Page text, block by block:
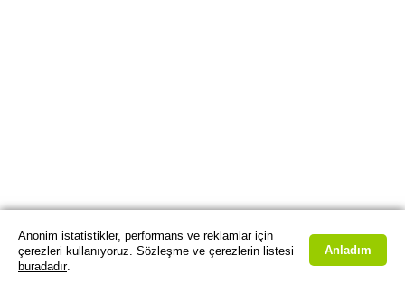
Anonim istatistikler, performans ve reklamlar için
çerezleri kullanıyoruz. Sözleşme ve çerezlerin listesi
buradadır.
Anladım